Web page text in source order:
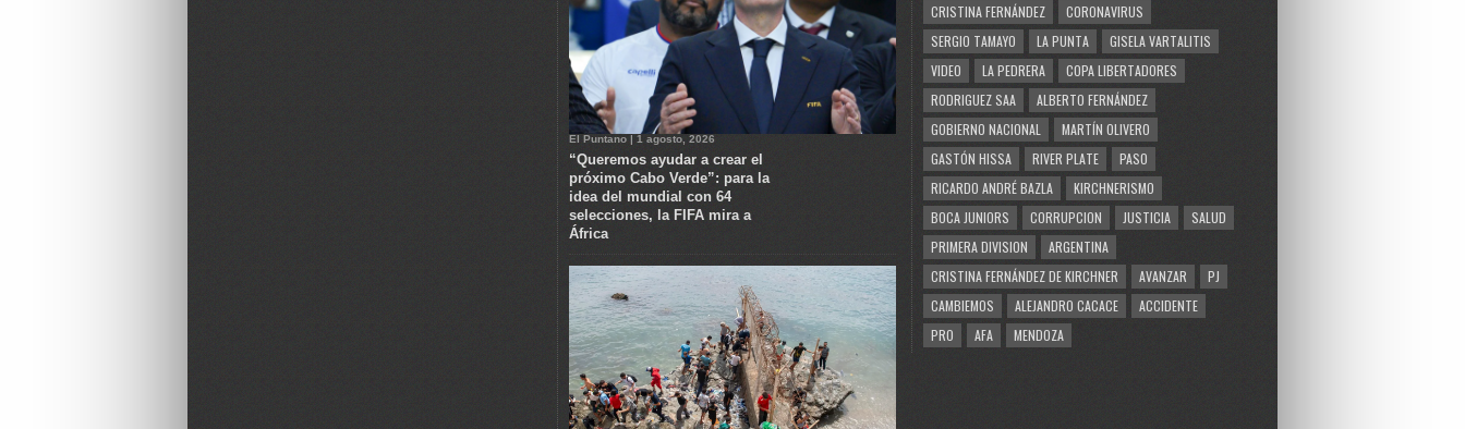
El Puntano | 1 agosto, 2026
“Queremos ayudar a crear el
próximo Cabo Verde”: para la
idea del mundial con 64
selecciones, la FIFA mira a
África
CRISTINA FERNÁNDEZ
CORONAVIRUS
SERGIO TAMAYO
LA PUNTA
GISELA VARTALITIS
VIDEO
LA PEDRERA
COPA LIBERTADORES
RODRIGUEZ SAA
ALBERTO FERNÁNDEZ
GOBIERNO NACIONAL
MARTÍN OLIVERO
GASTÓN HISSA
RIVER PLATE
PASO
RICARDO ANDRÉ BAZLA
KIRCHNERISMO
BOCA JUNIORS
CORRUPCION JUSTICIA
SALUD
PRIMERA DIVISION
ARGENTINA
CRISTINA FERNÁNDEZ DE KIRCHNER
AVANZAR
PJ
CAMBIEMOS
ALEJANDRO CACACE
ACCIDENTE
PRO
AFA MENDOZA